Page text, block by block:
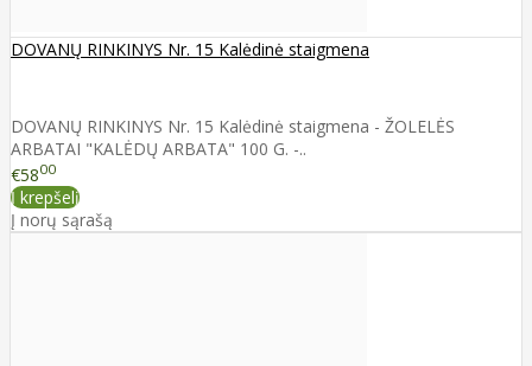
DOVANŲ RINKINYS Nr. 15 Kalėdinė staigmena
DOVANŲ RINKINYS Nr. 15 Kalėdinė staigmena - ŽOLELĖS
ARBATAI "KALĖDŲ ARBATA" 100 G. -..
€5800
Į krepšelį
Į norų sąrašą